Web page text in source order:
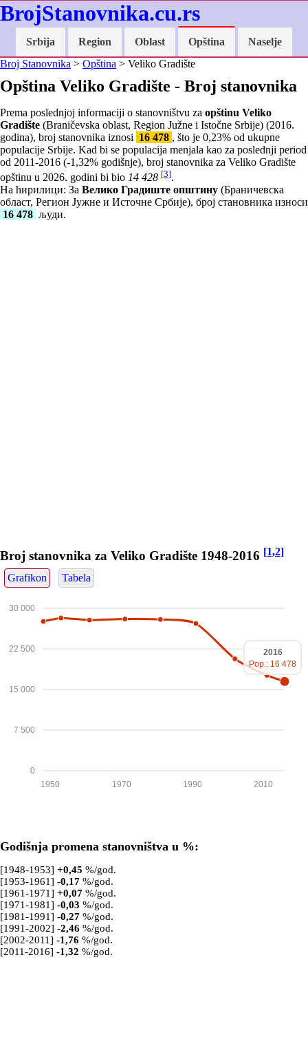
BrojStanovnika.cu.rs
Srbija Region Oblast Opština
Naselje
Broj Stanovnika > Opština > Veliko Gradište
Opština Veliko Gradište - Broj stanovnika
Prema poslednjoj informaciji o stanovništvu za opštinu Veliko
Gradište (Braničevska oblast, Region Južne i Istočne Srbije) (2016.
godina), broj stanovnika iznosi 16 478 , što je 0,23% od ukupne
populacije Srbije. Kad bi se populacija menjala kao za poslednji period
od 2011-2016 (-1,32% godišnje), broj stanovnika za Veliko Gradište
opštinu u 2026. godini bi bio 14 428 [3].
На ћирилици: За Велико Градиште општину (Браничевска
област, Регион Јужне и Источне Србије), број становника износи
16 478 људи.
Broj stanovnika za Veliko Gradište 1948-2016 [1,2]
Grafikon Tabela
0
7 500
15 000
22 500
30 000
2010
1990
1970
1950
2016
Pop.: 16 478
Godišnja promena stanovništva u %:
[1948-1953] +0,45 %/god.
[1953-1961] -0,17 %/god.
[1961-1971] +0,07 %/god.
[1971-1981] -0,03 %/god.
[1981-1991] -0,27 %/god.
[1991-2002] -2,46 %/god.
[2002-2011] -1,76 %/god.
[2011-2016] -1,32 %/god.